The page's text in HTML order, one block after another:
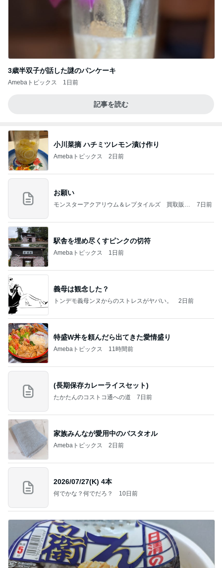
3歳半双子が話した謎のパンケーキ
Amebaトピックス 1日前
記事を読む
小川菜摘 ハチミツレモン漬け作り
Amebaトピックス 2日前
お願い
モンスターアクアリウム＆レプタイルズ 買取販売
7日前
駅舎を埋め尽くすピンクの切符
Amebaトピックス 1日前
義母は観念した？
トンデモ義母ンヌからのストレスがヤバい。 2日前
特盛W丼を頼んだら出てきた愛情盛り
Amebaトピックス 11時間前
(長期保存カレーライスセット)
たかたんのコストコ通への道 7日前
家族みんなが愛用中のバスタオル
Amebaトピックス 2日前
2026/07/27(K) 4本
何でかな？何でだろ？ 10日前